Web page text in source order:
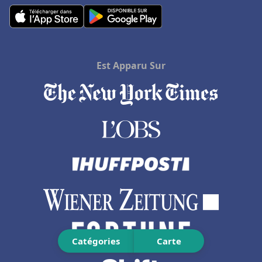
Hôtels à Honolulu
Hôtels à Saint-André-de-Cubzac
Hôtels à Les Estables
Hôtels en Thaïlande
Hôtels à Génova
Hôtels à Talloires
Catégories Carte
Est Apparu Sur